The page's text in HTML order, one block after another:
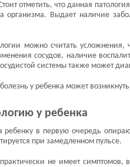
отметить, что данная
организма. Выдает наличие
можно считать
сосудов, наличие
системы также может
у ребенка может
у ребенка
ребенку в первую очередь
при замедленном пульсе.
не имеет